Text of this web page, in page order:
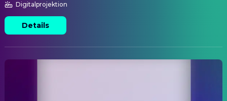
Digitalprojektion
Details